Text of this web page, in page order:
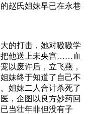
赵氏姐妹早已在永巷
的打击，她对嗷嗷学
把他送上未央宫……血
以废许后，立飞燕，
妹终于知道了自己不
姐妹二人合计杀死了
，企图以良方妙药回
当壮年非但没有子